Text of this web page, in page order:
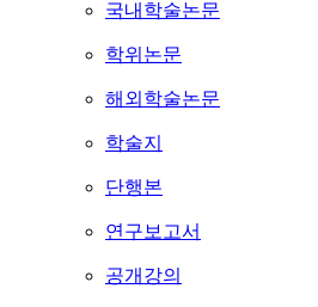
국내학술논문
학위논문
해외학술논문
학술지
단행본
연구보고서
공개강의